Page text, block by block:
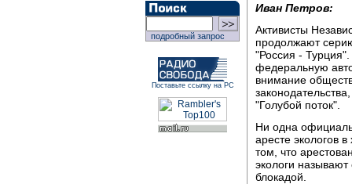
подробный запрос
Поставьте ссылку на РС
Иван Петров:
Активисты
продолжают
"Россия -
федеральную
внимание
"Голубой поток".
Ни одна
аресте экологов
том, что
экологи
блокадой.